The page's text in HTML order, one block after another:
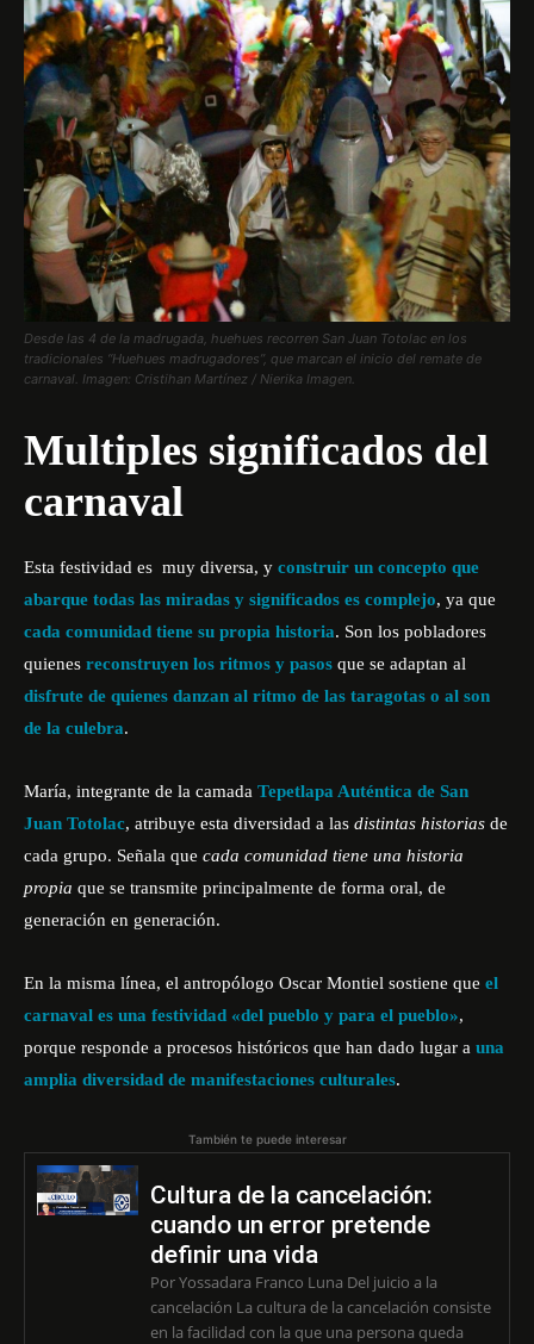
Desde las 4 de la madrugada, huehues recorren San Juan Totolac en los
tradicionales “Huehues madrugadores”, que marcan el inicio del remate de
carnaval. Imagen: Cristihan Martínez / Nierika Imagen.
Multiples significados del
carnaval
Esta festividad es muy diversa, y construir un concepto que
abarque todas las miradas y significados es complejo, ya que
cada comunidad tiene su propia historia. Son los pobladores
quienes reconstruyen los ritmos y pasos que se adaptan al
disfrute de quienes danzan al ritmo de las taragotas o al son
de la culebra.
María, integrante de la camada Tepetlapa Auténtica de San
Juan Totolac, atribuye esta diversidad a las distintas historias de
cada grupo. Señala que cada comunidad tiene una historia
propia que se transmite principalmente de forma oral, de
generación en generación.
En la misma línea, el antropólogo Oscar Montiel sostiene que el
carnaval es una festividad «del pueblo y para el pueblo»,
porque responde a procesos históricos que han dado lugar a una
amplia diversidad de manifestaciones culturales.
También te puede interesar
Cultura de la cancelación:
cuando un error pretende
definir una vida
Por Yossadara Franco Luna Del juicio a la
cancelación La cultura de la cancelación consiste
en la facilidad con la que una persona queda